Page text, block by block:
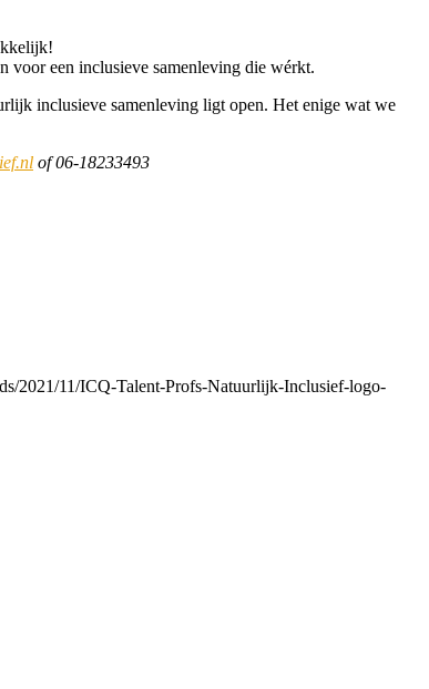
voor een inclusieve samenleving die wérkt.
inclusieve samenleving ligt open. Het enige wat we
of 06-18233493
2021/11/ICQ-Talent-Profs-Natuurlijk-Inclusief-logo-